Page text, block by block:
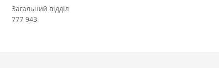
Загальний відділ
777 943